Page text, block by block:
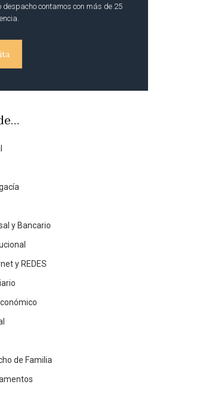
despacho contamos con más de 25
y Bancario
y REDES
de Familia